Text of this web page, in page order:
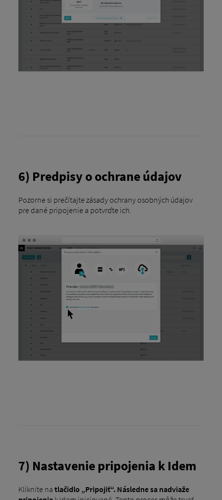
6) Predpisy o ochrane údajov
Pozorne si prečítajte zásady ochrany osobných údajov
pre dané pripojenie a potvrďte ich.
7) Nastavenie pripojenia k Idem
Kliknite na tlačidlo „Pripojiť“. Následne sa nadviaže